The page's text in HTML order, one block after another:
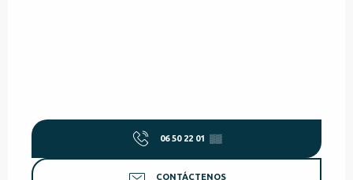
06 50 22 01 ▒▒
CONTÁCTENOS